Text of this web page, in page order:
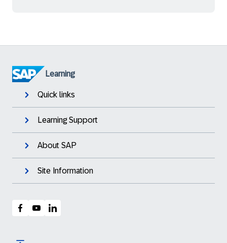
Learning
Quick links
Learning Support
About SAP
Site Information